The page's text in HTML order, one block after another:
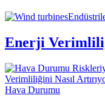
Enerji
Hava Durumu